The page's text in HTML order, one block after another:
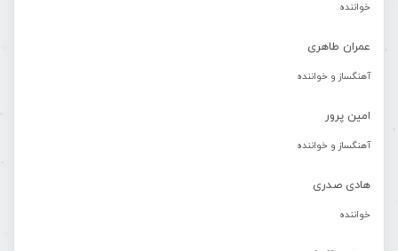
خواننده
عمران طاهری
آهنگساز و خواننده
امین پرور
آهنگساز و خواننده
هادی صدری
خواننده